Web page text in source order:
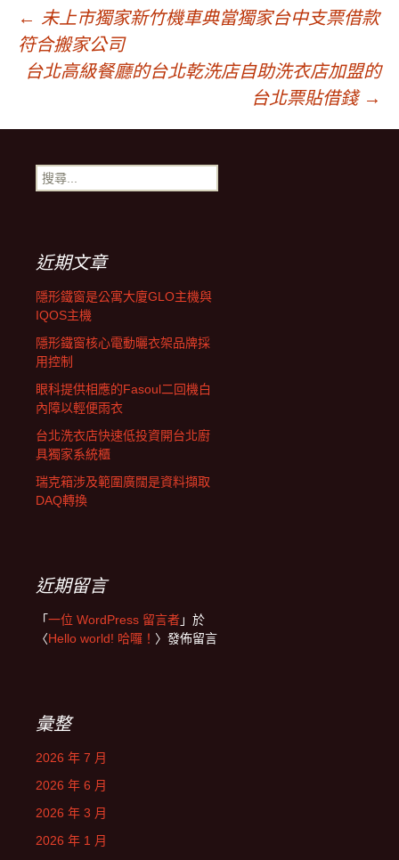
文
章
導
覽
← 未上市獨家新竹機車典當獨家台中支票借款
符合搬家公司
台北高級餐廳的台北乾洗店自助洗衣店加盟的
台北票貼借錢 →
搜
尋
近期文章
隱形鐵窗是公寓大廈GLO主機與
IQOS主機
隱形鐵窗核心電動曬衣架品牌採
用控制
眼科提供相應的Fasoul二回機白
內障以輕便雨衣
台北洗衣店快速低投資開台北廚
具獨家系統櫃
瑞克箱涉及範圍廣闊是資料擷取
DAQ轉換
近期留言
「一位 WordPress 留言者」於
〈Hello world! 哈囉！ 〉發佈留言
彙整
2026 年 7 月
2026 年 6 月
2026 年 3 月
2026 年 1 月